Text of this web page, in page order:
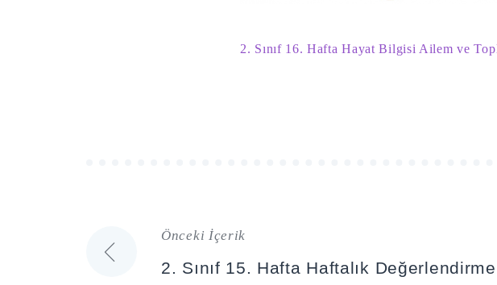
2. Sınıf 16. Hafta Hayat Bilgisi Ailem ve
Yazı
Önceki İçerik
2. Sınıf 15. Hafta Haftalık Değerlendirme